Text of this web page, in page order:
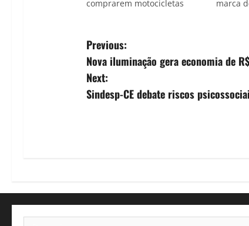
comprarem motocicletas
marca
P
o
s
v
i
Previous:
Nova iluminação gera economia de
Next:
Sindesp-CE debate riscos